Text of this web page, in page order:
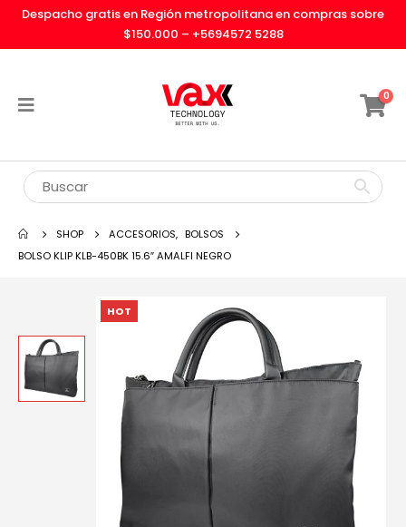
Despacho gratis en Región metropolitana en compras sobre
$150.000 – +5694572 5288
0
SHOP ACCESORIOS, BOLSOS
BOLSO KLIP KLB-450BK 15.6″ AMALFI NEGRO
HOT